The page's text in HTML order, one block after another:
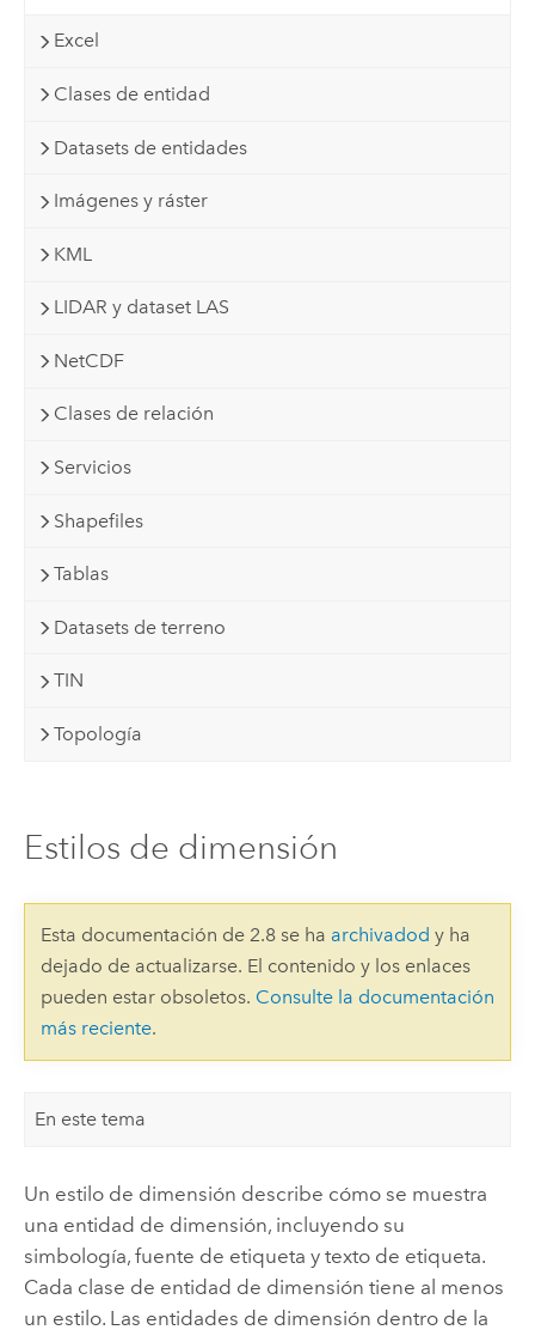
Excel
Clases de entidad
Datasets de entidades
Imágenes y ráster
KML
LIDAR y dataset LAS
NetCDF
Clases de relación
Servicios
Shapefiles
Tablas
Datasets de terreno
TIN
Topología
Estilos de dimensión
Esta documentación de 2.8 se ha archivadod y ha
dejado de actualizarse. El contenido y los enlaces
pueden estar obsoletos. Consulte la documentación
más reciente.
En este tema
Un estilo de dimensión describe cómo se muestra
una entidad de dimensión, incluyendo su
simbología, fuente de etiqueta y texto de etiqueta.
Cada clase de entidad de dimensión tiene al menos
un estilo. Las entidades de dimensión dentro de la